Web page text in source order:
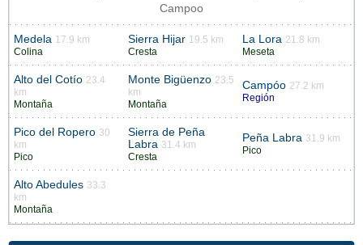
Campoo
Medela 17.9 km
Colina
Sierra Hijar 19.5 km
Cresta
La Lora 21.8 km
Meseta
Alto del Cotío 23.4
km
Montaña
Monte Bigüenzo 23.5
km
Montaña
Campóo 27.2 km
Región
Pico del Ropero 30
km
Pico
Sierra de Peña
Labra 31.4 km
Cresta
Peña Labra 31.9 km
Pico
Alto Abedules 33.3
km
Montaña